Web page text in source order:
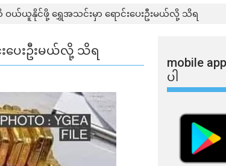
ယူနိုင်ဖို့ ရွှေအသင်းမှာ ရောင်းပေးဦးမယ်လို့ သိရ
ပေးဦးမယ်လို့ သိရ
mobile
ပါ